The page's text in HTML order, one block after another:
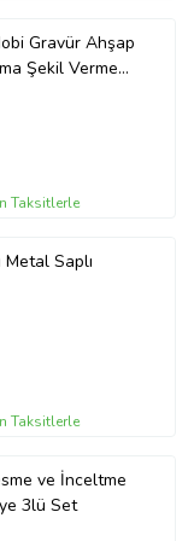
kesilecek malzeme
malzeme
Kesme
kesim sağlar, ek
eldiven
Gravür Ahşap
Şekil Verme
Seti (Mavi)
Taksitlerle
Metal Saplı
Taksitlerle
ve İnceltme
3lü Set